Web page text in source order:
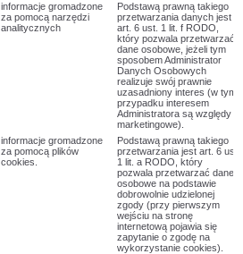
informacje gromadzone
za pomocą narzędzi
analitycznych
Podstawą prawną takiego
przetwarzania danych jest
art. 6 ust. 1 lit. f RODO,
który pozwala przetwarzać
dane osobowe, jeżeli tym
sposobem Administrator
Danych Osobowych
realizuje swój prawnie
uzasadniony interes (w tym
przypadku interesem
Administratora są względy
marketingowe).
informacje gromadzone
za pomocą plików
cookies.
Podstawą prawną takiego
przetwarzania jest art. 6 ust.
1 lit. a RODO, który
pozwala przetwarzać dane
osobowe na podstawie
dobrowolnie udzielonej
zgody (przy pierwszym
wejściu na stronę
internetową pojawia się
zapytanie o zgodę na
wykorzystanie cookies).